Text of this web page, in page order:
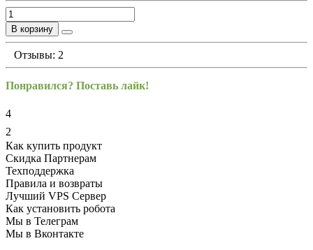
В корзину
Отзывы: 2
Понравился? Поставь лайк!
4
2
Как купить продукт
Скидка Партнерам
Техподдержка
Правила и возвраты
Лучший VPS Сервер
Как установить робота
Мы в Телеграм
Мы в Вконтакте